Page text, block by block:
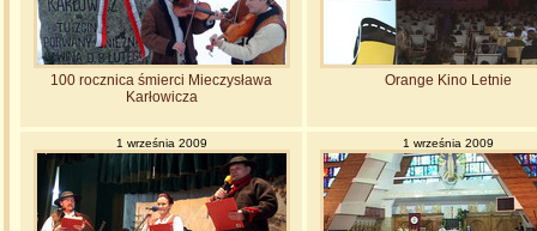
100 rocznica śmierci Mieczysława
Karłowicza
Orange Kino Letnie
1 września 2009 1 września 2009